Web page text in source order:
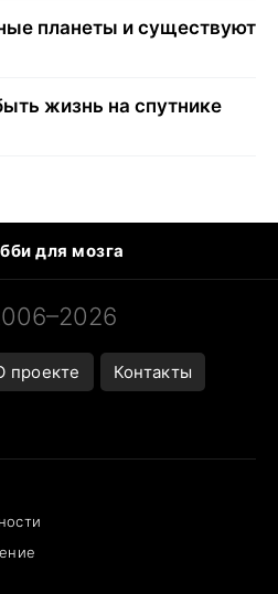
планеты и существуют
жизнь на спутнике
для мозга
в океанариуме
проекте Контакты